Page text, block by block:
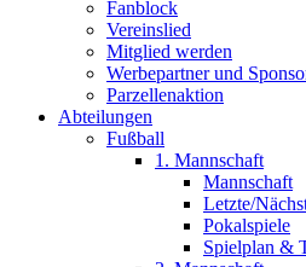
Fanblock
Vereinslied
Mitglied werden
Werbepartner und
Parzellenaktion
Abteilungen
Fußball
1. Mannschaft
Mannschaft
Letzte/
Pokalspiele
Spielplan &